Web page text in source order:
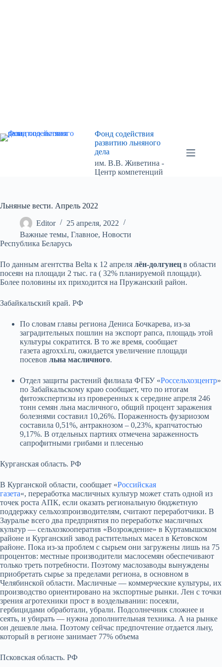
Фонд содействия
развитию льняного
дела
им. В.В. Живетина -
Центр компетенций
Льняные вести. Апрель 2022
Editor
25 апреля, 2022
Важные темы, Главное, Новости
Республика Беларусь
По данным агентства Belta к 12 апреля лён-долгунец в области
посеян на площади 2 тыс. га ( 32% планируемой площади).
Более половины их приходится на Пружанский район.
Забайкальский край. РФ
По словам главы региона Дениса Бочкарева, из-за
заградительных пошлин на экспорт рапса, площадь этой
культуры сократится. В то же время, сообщает
газета аgroxxi.ru, ожидается увеличение площади
посевов льна масличного.
Отдел защиты растений филиала ФГБУ «Россельхозцентр»
по Забайкальскому краю сообщает, что по итогам
фитоэкспертизы из проверенных к середине апреля 246
тонн семян льна масличного, общий процент заражения
болезнями составил 10,26%. Пораженность фузариозом
составила 0,51%, антракнозом – 0,23%, крапчатостью
9,17%. В отдельных партиях отмечена зараженность
сапрофитными грибами и плесенью
Курганская область. РФ
В Курганской области, сообщает «Российская
газета«, переработка масличных культур может стать одной из
точек роста АПК, если оказать региональную бюджетную
поддержку сельхозпроизводителям, считают переработчики. В
Зауралье всего два предприятия по переработке масличных
культур — сельхозкооператив «Возрождение» в Куртамышском
районе и Курганский завод растительных масел в Кетовском
районе. Пока из-за проблем с сырьем они загружены лишь на 75
процентов: местные производители маслосемян обеспечивают
только треть потребности. Поэтому маслозаводы вынуждены
приобретать сырье за пределами региона, в основном в
Челябинской области. Масличные — коммерческие культуры, их
производство ориентировано на экспортные рынки. Лен с точки
зрения агротехники прост в возделывании: посеяли,
гербицидами обработали, убрали. Подсолнечник сложнее и
сеять, и убирать — нужна дополнительная техника. А на рынке
он дешевле льна. Поэтому сейчас предпочтение отдается льну,
который в регионе занимает 77% объема
Псковская область. РФ